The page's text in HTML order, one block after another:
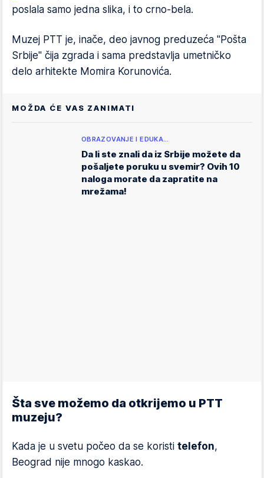
poslala samo jedna slika, i to crno-bela.
Muzej PTT je, inače, deo javnog preduzeća "Pošta
Srbije" čija zgrada i sama predstavlja umetničko
delo arhitekte Momira Korunovića.
MOŽDA ĆE VAS ZANIMATI
OBRAZOVANJE I EDUKA…
Da li ste znali da iz Srbije možete da
pošaljete poruku u svemir? Ovih 10
naloga morate da zapratite na
mrežama!
Šta sve možemo da otkrijemo u PTT
muzeju?
Kada je u svetu počeo da se koristi telefon,
Beograd nije mnogo kaskao.